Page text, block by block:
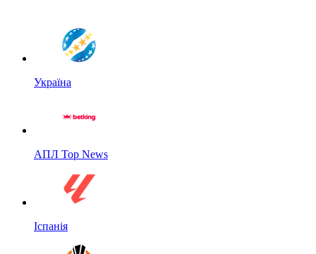
Україна
АПЛ Top News
Іспанія